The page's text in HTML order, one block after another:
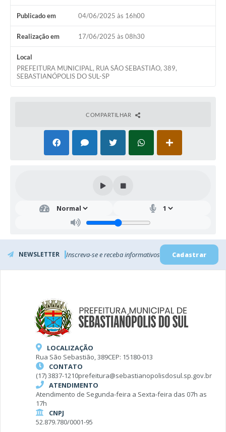
Publicado em 04/06/2025 às 16h00
Realização em 17/06/2025 às 08h30
Local
PREFEITURA MUNICIPAL, RUA SÃO SEBASTIÃO, 389,
SEBASTIANÓPOLIS DO SUL-SP
COMPARTILHAR
NEWSLETTER Inscreva-se e receba informativos Cadastrar
LOCALIZAÇÃO
Rua São Sebastião, 389CEP: 15180-013
CONTATO
(17) 3837-1210prefeitura@sebastianopolisdosul.sp.gov.br
ATENDIMENTO
Atendimento de Segunda-feira a Sexta-feira das 07h as
17h
CNPJ
52.879.780/0001-95